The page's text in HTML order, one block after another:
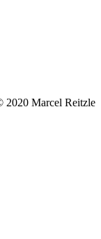
2020 Marcel Reitzle